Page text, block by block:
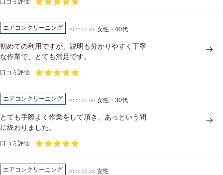
エアコンクリーニング 2022.05.31 女性・40代
初めての利用ですが、説明も分かりやすく丁寧
な作業で、とても満足です。
口コミ評価
エアコンクリーニング 2022.05.30 女性・30代
とても手際よく作業をして頂き、あっという間
に終わりました。
口コミ評価
エアコンクリーニング 2022.05.28 女性